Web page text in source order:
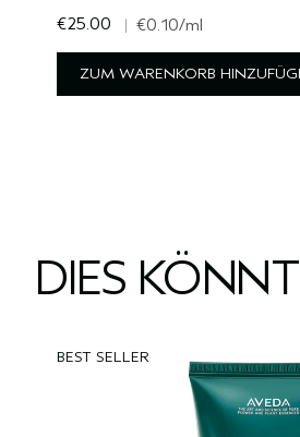
€25.00 | €0.10/ml
ZUM WARENKORB
DIES
BEST SELLER